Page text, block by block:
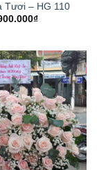
Tươi – HG 110
₫